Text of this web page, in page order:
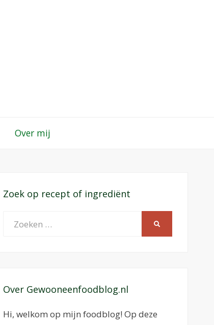
Over mij
Zoek op recept of ingrediënt
Over Gewooneenfoodblog.nl
Hi, welkom op mijn foodblog! Op deze